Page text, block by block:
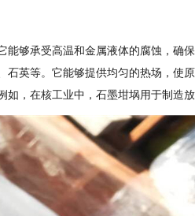
够承受高温和金属液体的腐蚀，确保
英等。它能够提供均匀的热场，使
，在核工业中，石墨坩埚用于制造放